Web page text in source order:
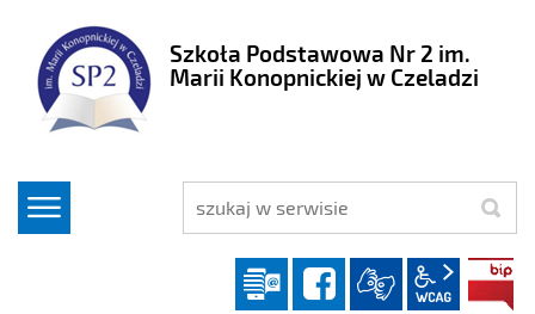
Szkoła Podstawowa Nr 2 im.
Marii Konopnickiej w Czeladzi
szukaj
Dziennik elektroniczny
facebook
wcag2.1